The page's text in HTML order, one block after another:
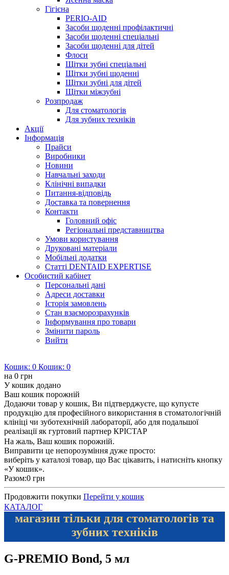
Гігієна
PERIO-AID
Засоби щоденні профілактичні
Засоби щоденні спеціальні
Засоби щоденні для дітей
Флоси
Щітки зубні спеціальні
Щітки зубні щоденні
Щітки зубні для дітей
Щітки міжзубні
Розпродаж
Для стоматологів
Для зубних техніків
Акції
Інформація
Прайси
Виробники
Новини
Навчальні заходи
Клінічні випадки
Питання-відповідь
Доставка та повернення
Контакти
Головний офіс
Регіональні представництва
Умови користування
Друковані матеріали
Мобільні додатки
Статті DENTAID EXPERTISE
Особистий кабінет
Персональні дані
Адреси доставки
Історія замовлень
Стан взаєморозрахунків
Інформування про товари
Змінити пароль
Вийти
Кошик: 0 Кошик: 0
на 0 грн
У кошик додано
Ваш кошик порожній
Додаючи товар у кошик, Ви підтверджуєте, що купуєте
продукцію для професійного використання в стоматологічній
клініці чи зуботехнічній лабораторії, або для подальшої
реалізації як гуртовий партнер КРІСТАР
На жаль, Ваш кошик порожній.
Виправити це непорозуміння дуже просто:
виберіть у каталозі товар, що Вас цікавить, і натисніть кнопку
«У кошик».
Разом:0 грн
Продовжити покупки Перейти у кошик
КАТАЛОГ
магазин тільки для стоматологів та
зубних техніків
G-PREMIO Bond, 5 мл